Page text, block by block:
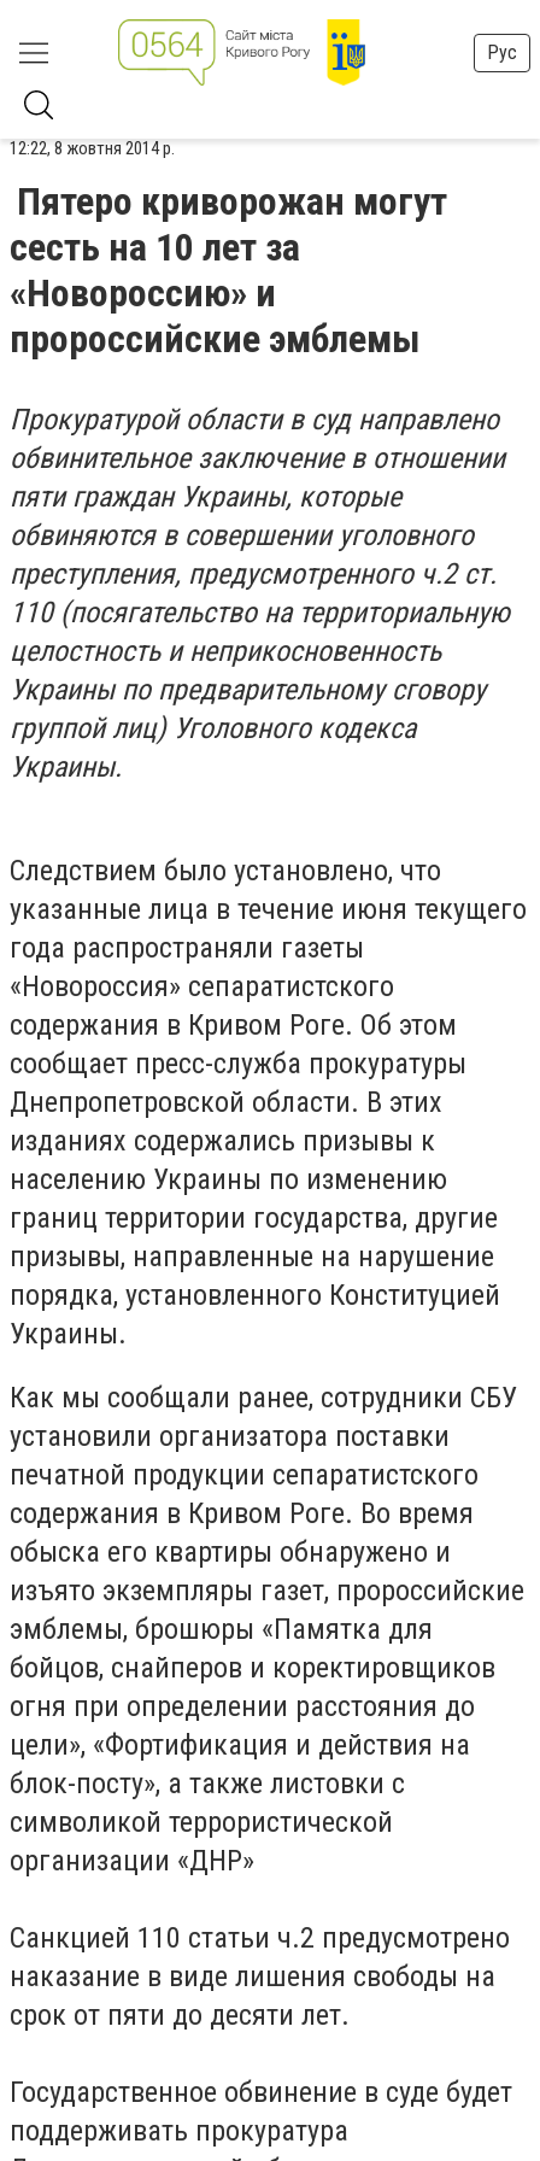
Рус
12:22, 8 жовтня 2014 р.
Пятеро криворожан могут
сесть на 10 лет за
«Новороссию» и
пророссийские эмблемы
Прокуратурой области в суд направлено
обвинительное заключение в отношении
пяти граждан Украины, которые
обвиняются в совершении уголовного
преступления, предусмотренного ч.2 ст.
110 (посягательство на территориальную
целостность и неприкосновенность
Украины по предварительному сговору
группой лиц) Уголовного кодекса
Украины.
Следствием было установлено, что
указанные лица в течение июня текущего
года распространяли газеты
«Новороссия» сепаратистского
содержания в Кривом Роге. Об этом
сообщает пресс-служба прокуратуры
Днепропетровской области. В этих
изданиях содержались призывы к
населению Украины по изменению
границ территории государства, другие
призывы, направленные на нарушение
порядка, установленного Конституцией
Украины.
Как мы сообщали ранее, сотрудники СБУ
установили организатора поставки
печатной продукции сепаратистского
содержания в Кривом Роге. Во время
обыска его квартиры обнаружено и
изъято экземпляры газет, пророссийские
эмблемы, брошюры «Памятка для
бойцов, снайперов и коректировщиков
огня при определении расстояния до
цели», «Фортификация и действия на
блок-посту», а также листовки с
символикой террористической
организации «ДНР»
Санкцией 110 статьи ч.2 предусмотрено
наказание в виде лишения свободы на
срок от пяти до десяти лет.
Государственное обвинение в суде будет
поддерживать прокуратура